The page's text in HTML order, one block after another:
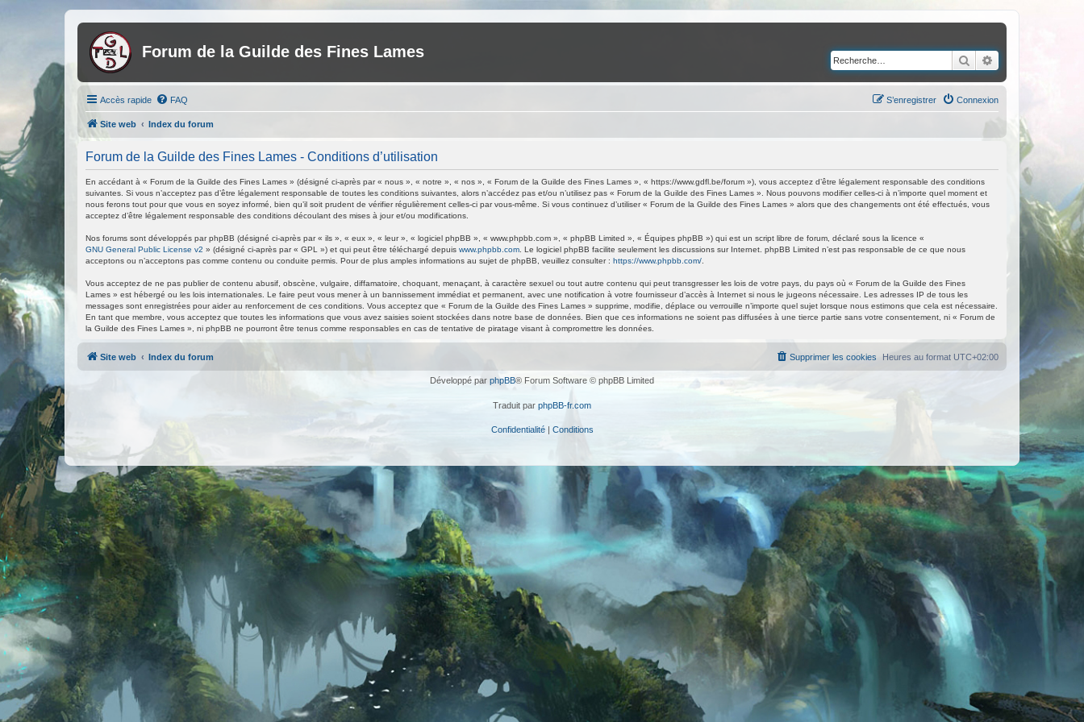
Forum de la Guilde des Fines Lames Rechercher
Accès rapide FAQ Connexion
S’enregistrer
Site web Index du forum
Forum de la Guilde des Fines Lames - Conditions d’utilisation
En accédant à « Forum de la Guilde des Fines Lames » (désigné ci-après par « nous », « notre », « nos », « Forum de la Guilde des Fines Lames », « https://www.gdfl.be/forum »), vous acceptez d’être légalement responsable des conditions
suivantes. Si vous n’acceptez pas d’être légalement responsable de toutes les conditions suivantes, alors n’accédez pas et/ou n’utilisez pas « Forum de la Guilde des Fines Lames ». Nous pouvons modifier celles-ci à n’importe quel moment et
nous ferons tout pour que vous en soyez informé, bien qu’il soit prudent de vérifier régulièrement celles-ci par vous-même. Si vous continuez d’utiliser « Forum de la Guilde des Fines Lames » alors que des changements ont été effectués, vous
acceptez d’être légalement responsable des conditions découlant des mises à jour et/ou modifications.
Nos forums sont développés par phpBB (désigné ci-après par « ils », « eux », « leur », « logiciel phpBB », « www.phpbb.com », « phpBB Limited », « Équipes phpBB ») qui est un script libre de forum, déclaré sous la licence «
GNU General Public License v2 » (désigné ci-après par « GPL ») et qui peut être téléchargé depuis www.phpbb.com . Le logiciel phpBB facilite seulement les discussions sur Internet. phpBB Limited n’est pas responsable de ce que nous
acceptons ou n’acceptons pas comme contenu ou conduite permis. Pour de plus amples informations au sujet de phpBB, veuillez consulter : https://www.phpbb.com/
Vous acceptez de ne pas publier de contenu abusif, obscène, vulgaire, diffamatoire, choquant, menaçant, à caractère sexuel ou tout autre contenu qui peut transgresser les lois de votre pays, du pays où « Forum de la Guilde des Fines
Lames » est hébergé ou les lois internationales. Le faire peut vous mener à un bannissement immédiat et permanent, avec une notification à votre fournisseur d’accès à Internet si nous le jugeons nécessaire. Les adresses IP de tous les
messages sont enregistrées pour aider au renforcement de ces conditions. Vous acceptez que « Forum de la Guilde des Fines Lames » supprime, modifie, déplace ou verrouille n’importe quel sujet lorsque nous estimons que cela est nécessaire.
En tant que membre, vous acceptez que toutes les informations que vous avez saisies soient stockées dans notre base de données. Bien que ces informations ne soient pas diffusées à une tierce partie sans votre consentement, ni « Forum de
la Guilde des Fines Lames », ni phpBB ne pourront être tenus comme responsables en cas de tentative de piratage visant à compromettre les données.
Site web Index du forum Heures au format UTC+02:00
Supprimer les cookies
Développé par phpBB® Forum Software © phpBB Limited
Traduit par phpBB-fr.com
Confidentialité| Conditions